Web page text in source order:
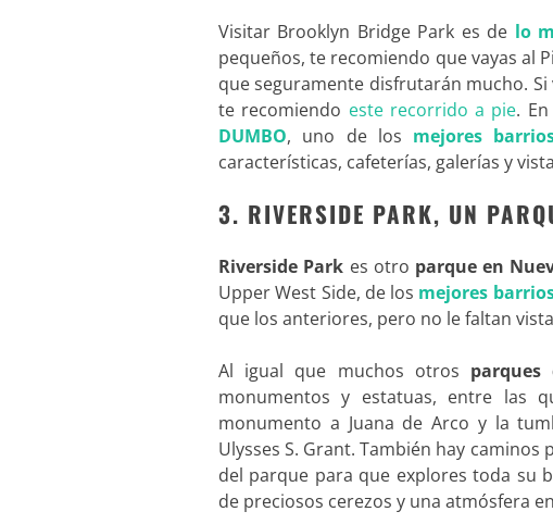
Visitar Brooklyn Bridge Park es de lo
pequeños, te recomiendo que vayas al
que seguramente disfrutarán mucho.
te recomiendo este recorrido a pie.
DUMBO, uno de los mejores
características, cafeterías, galerías y
3. RIVERSIDE PARK, UN
Riverside Park es otro parque en
Upper West Side, de los mejores
que los anteriores, pero no le faltan
Al igual que muchos otros
monumentos y estatuas, entre las
monumento a Juana de Arco y la
Ulysses S. Grant. También hay
del parque para que explores toda su
de preciosos cerezos y una atmósfera